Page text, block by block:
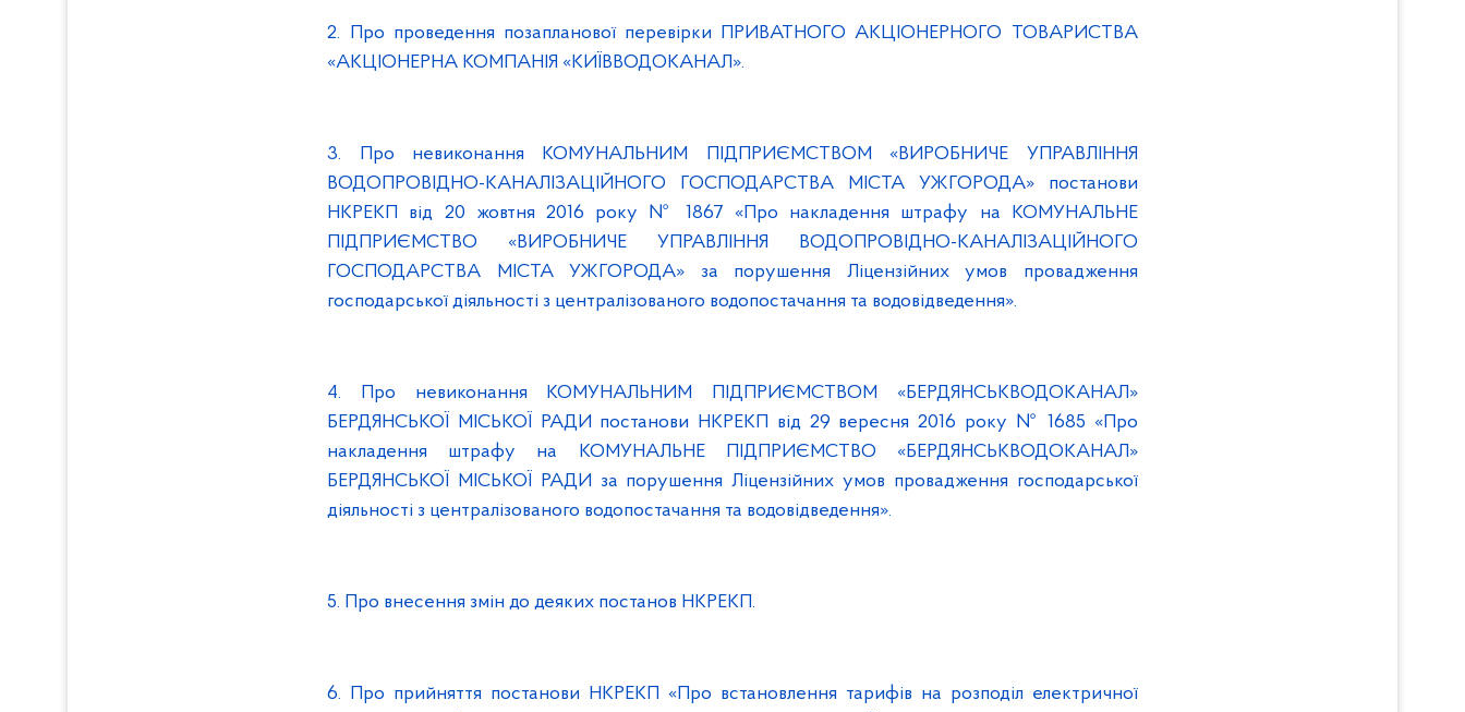
2. Про проведення позапланової перевірки ПРИВАТНОГО АКЦІОНЕРНОГО ТОВАРИСТВА
«АКЦІОНЕРНА КОМПАНІЯ «КИЇВВОДОКАНАЛ».
3. Про невиконання КОМУНАЛЬНИМ ПІДПРИЄМСТВОМ «ВИРОБНИЧЕ УПРАВЛІННЯ
ВОДОПРОВІДНО-КАНАЛІЗАЦІЙНОГО ГОСПОДАРСТВА МІСТА УЖГОРОДА» постанови
НКРЕКП від 20 жовтня 2016 року № 1867 «Про накладення штрафу на КОМУНАЛЬНЕ
ПІДПРИЄМСТВО «ВИРОБНИЧЕ УПРАВЛІННЯ ВОДОПРОВІДНО-КАНАЛІЗАЦІЙНОГО
ГОСПОДАРСТВА МІСТА УЖГОРОДА» за порушення Ліцензійних умов провадження
господарської діяльності з централізованого водопостачання та водовідведення».
4. Про невиконання КОМУНАЛЬНИМ ПІДПРИЄМСТВОМ «БЕРДЯНСЬКВОДОКАНАЛ»
БЕРДЯНСЬКОЇ МІСЬКОЇ РАДИ постанови НКРЕКП від 29 вересня 2016 року № 1685 «Про
накладення штрафу на КОМУНАЛЬНЕ ПІДПРИЄМСТВО «БЕРДЯНСЬКВОДОКАНАЛ»
БЕРДЯНСЬКОЇ МІСЬКОЇ РАДИ за порушення Ліцензійних умов провадження господарської
діяльності з централізованого водопостачання та водовідведення».
5. Про внесення змін до деяких постанов НКРЕКП.
6. Про прийняття постанови НКРЕКП «Про встановлення тарифів на розподіл електричної